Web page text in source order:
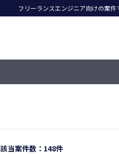
フリーランスエンジニア向けの案
該当案件数：148件